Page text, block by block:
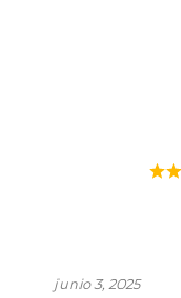
junio 3, 2025